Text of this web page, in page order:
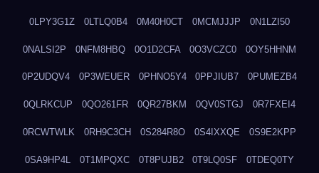
0LPY3G1Z 0LTLQ0B4 0M40H0CT 0MCMJJJP 0N1LZI50
0NALSI2P 0NFM8HBQ 0O1D2CFA 0O3VCZC0 0OY5HHNM
0P2UDQV4 0P3WEUER 0PHNO5Y4 0PPJIUB7 0PUMEZB4
0QLRKCUP 0QO261FR 0QR27BKM 0QV0STGJ 0R7FXEI4
0RCWTWLK 0RH9C3CH 0S284R8O 0S4IXXQE 0S9E2KPP
0SA9HP4L 0T1MPQXC 0T8PUJB2 0T9LQ0SF 0TDEQ0TY